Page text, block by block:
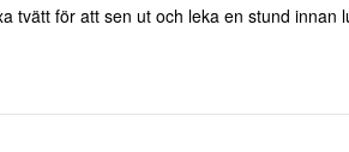
tvätt för att sen ut och leka en stund